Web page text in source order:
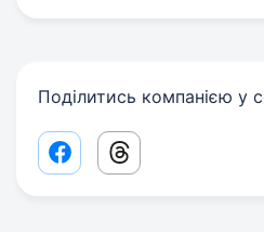
Поділитись компанією у
Facebook share link
Threads share link